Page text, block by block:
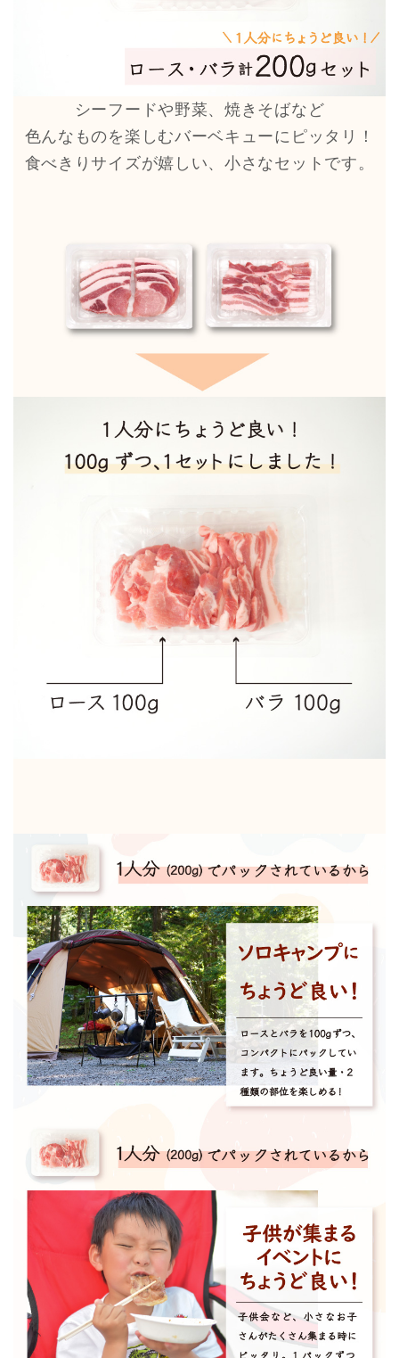
シーフードや野菜、焼きそばなど
色んなものを楽しむバーベキューにピッタリ！
食べきりサイズが嬉しい、小さなセットです。